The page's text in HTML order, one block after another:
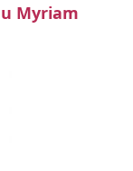
Myriam